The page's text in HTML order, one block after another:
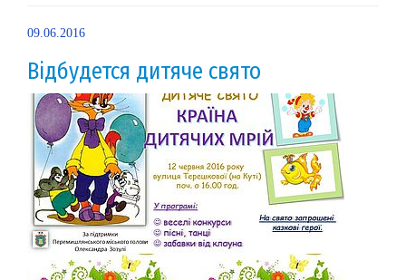
09.06.2016
Відбудется дитяче свято